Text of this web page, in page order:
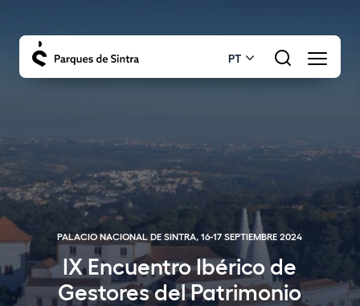
PT
PALACIO NACIONAL DE SINTRA, 16-17 SEPTIEMBRE 2024
IX Encuentro Ibérico de
Gestores del Patrimonio